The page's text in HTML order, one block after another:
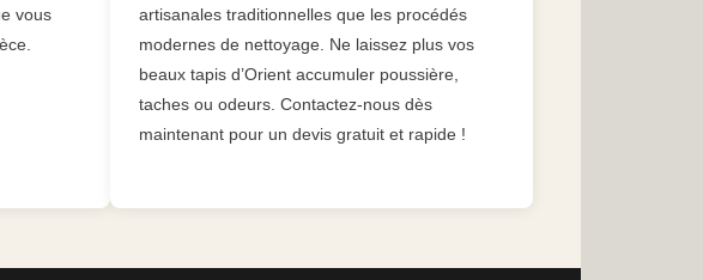
vous
artisanales traditionnelles que les procédés
modernes de nettoyage. Ne laissez plus vos
beaux tapis d’Orient accumuler poussière,
taches ou odeurs. Contactez-nous dès
maintenant pour un devis gratuit et rapide !